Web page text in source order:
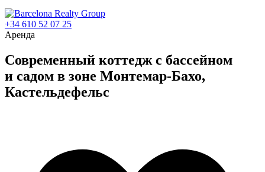
+34 610 52 07 25
Аренда
Современный коттедж c бассейном
и садом в зоне Монтемар-Бахо,
Кастельдефельс